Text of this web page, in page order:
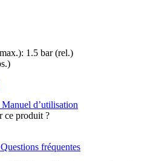
1.5 bar (rel.)
Manuel d’utilisation
ce produit ?
Questions fréquentes